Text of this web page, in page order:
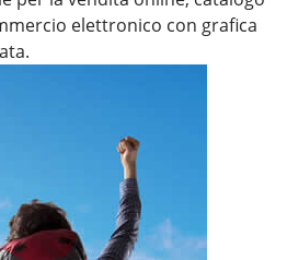
elettronico con grafica